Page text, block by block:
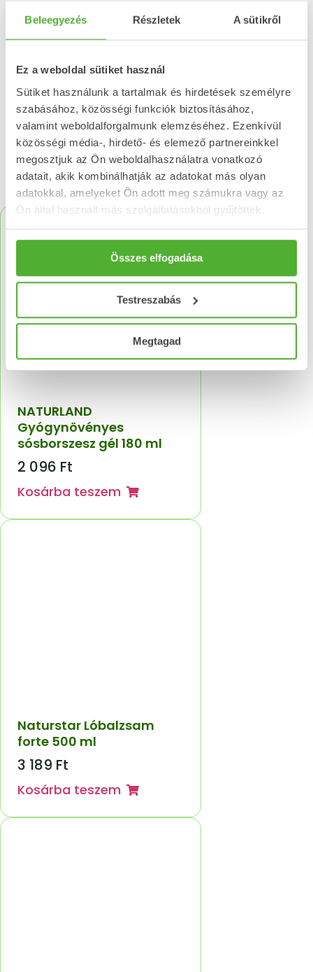
Beleegyezés Részletek A sütikről
Ez a weboldal sütiket használ
Sütiket használunk a tartalmak és hirdetések személyre
szabásához, közösségi funkciók biztosításához,
valamint weboldalforgalmunk elemzéséhez. Ezenkívül
közösségi média-, hirdető- és elemező partnereinkkel
megosztjuk az Ön weboldalhasználatra vonatkozó
adatait, akik kombinálhatják az adatokat más olyan
adatokkal, amelyeket Ön adott meg számukra vagy az
Ön által használt más szolgáltatásokból gyűjtöttek.
Összes elfogadása
Testreszabás
Megtagad
Értékelést írok
Kapcsolódó termékek
NATURLAND
Gyógynövényes
sósborszesz gél 180 ml
2 096 Ft
Kosárba teszem
Naturstar Lóbalzsam
forte 500 ml
3 189 Ft
Kosárba teszem